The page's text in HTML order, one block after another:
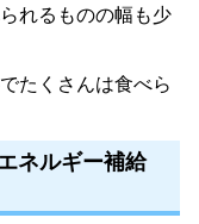
れるものの幅も少
たくさんは食べら
ネルギー補給